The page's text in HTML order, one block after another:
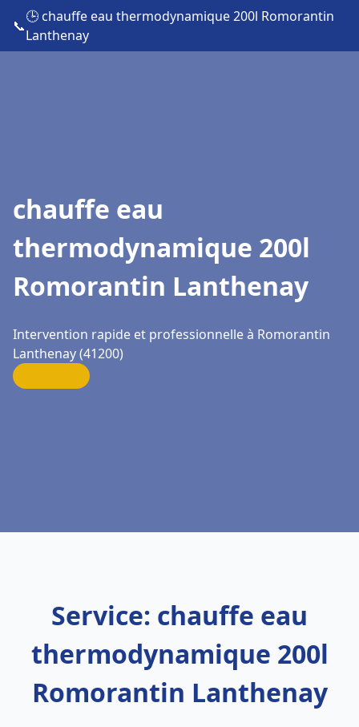
📞
🕒 chauffe eau thermodynamique 200l Romorantin
Lanthenay
chauffe eau
thermodynamique 200l
Romorantin Lanthenay
Intervention rapide et professionnelle à Romorantin
Lanthenay (41200)
Service: chauffe eau
thermodynamique 200l
Romorantin Lanthenay